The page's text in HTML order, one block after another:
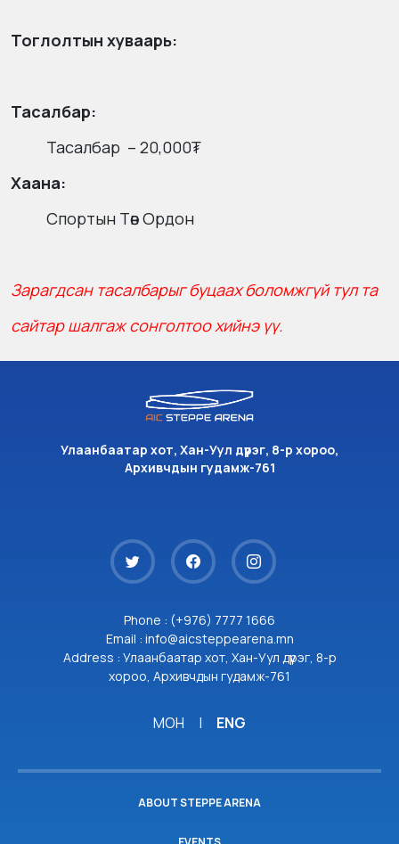
Тоглолтын хуваарь:
Тасалбар:
Тасалбар – 20,000₮
Хаана:
Спортын Төв Ордон
Зарагдсан тасалбарыг буцаах боломжгүй тул та
сайтар шалгаж сонголтоо хийнэ үү.
Улаанбаатар хот, Хан-Уул дүүрэг, 8-р хороо,
Архивчдын гудамж-761
Phone : (+976) 7777 1666
Email : info@aicsteppearena.mn
Address : Улаанбаатар хот, Хан-Уул дүүрэг, 8-р
хороо, Архивчдын гудамж-761
МОН | ENG
ABOUT STEPPE ARENA